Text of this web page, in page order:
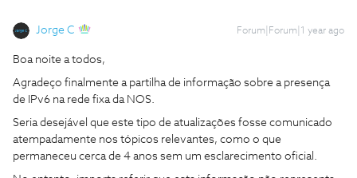
Jorge C Forum|Forum|1 year ago
Boa noite a todos,
Agradeço finalmente a partilha de informação sobre a presença
de IPv6 na rede fixa da NOS.
Seria desejável que este tipo de atualizações fosse comunicado
atempadamente nos tópicos relevantes, como o que
permaneceu cerca de 4 anos sem um esclarecimento oficial.